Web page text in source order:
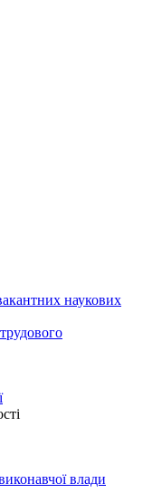
наукових
влади